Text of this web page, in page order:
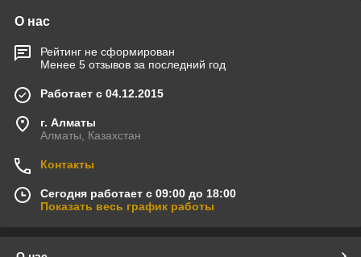
О нас
Рейтинг не сформирован
Менее 5 отзывов за последний год
Работает с 04.12.2015
г. Алматы
Алматы, Казахстан
Контакты
Сегодня работает с 09:00 до 18:00
Показать весь график работы